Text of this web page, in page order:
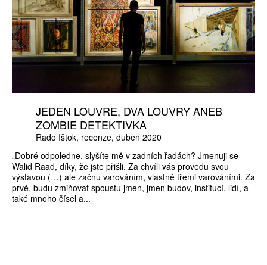
JEDEN LOUVRE, DVA LOUVRY ANEB
ZOMBIE DETEKTIVKA
Rado Ištok recenze duben 2020
„Dobré odpoledne, slyšíte mě v zadních řadách? Jmenuji se
Walid Raad, díky, že jste přišli. Za chvíli vás provedu svou
výstavou (…) ale začnu varováním, vlastně třemi varováními. Za
prvé, budu zmiňovat spoustu jmen, jmen budov, institucí, lidí, a
také mnoho čísel a...